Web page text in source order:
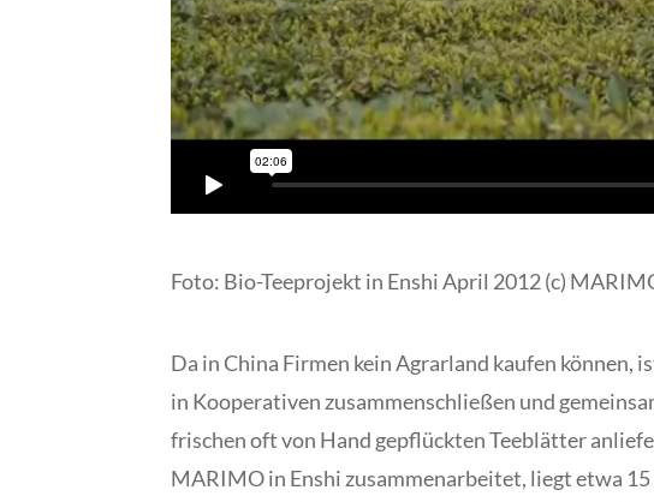
Foto: Bio-Teeprojekt in Enshi April 2012 (c)
Da in China Firmen kein Agrarland kaufen können,
in Kooperativen zusammenschließen und
frischen oft von Hand gepflückten Teeblätter
MARIMO in Enshi zusammenarbeitet, liegt etwa